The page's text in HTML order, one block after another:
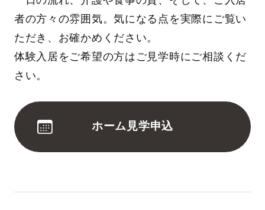
者の方々の雰囲気。気になる点を実際にご覧い
ただき、お確かめください。
体験入居をご希望の方はご見学時にご相談くだ
さい。
ホーム見学申込